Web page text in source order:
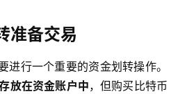
准备交易
进行一个重要的资金划转操作。
放在资金账户中，但购买比特币